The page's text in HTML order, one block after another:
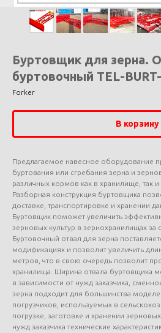
Буртовщик для зерна.
буртовочный TEL-
Forker
В корзину
Предлагаемое навесное оборудование
буртования или сгребания зерна и
различных кормов как в хранилище, так
Разборная конструкция буртовщика
доставке, транспортировке и хранении
Буртовщик поможет увеличить
зерновых культур в зернохранилищах за
Буртовочный отвал для зерна
модификациях и позволит увеличить
метров, что в свою очередь позволит
хранилища. Ширина отвала буртовщика
в зависимости от нужд заказчика,
зерна подходит для большинства
погрузчиков, используемых в
погрузке, заготовке и хранении
нужд заказчика технические